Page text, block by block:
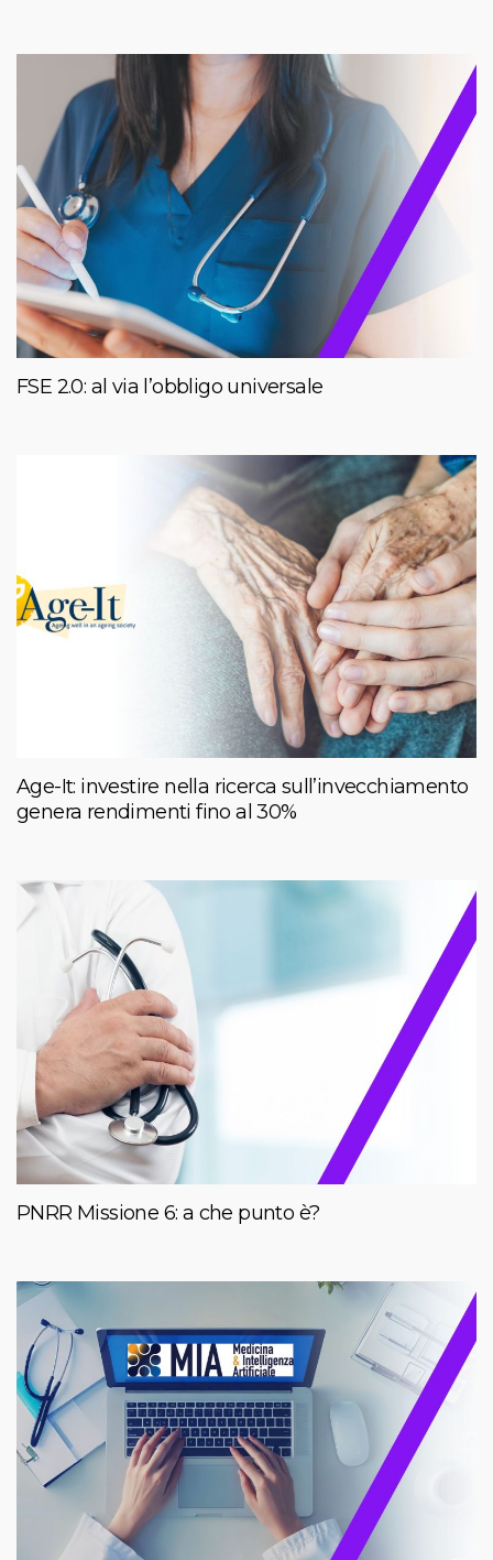
FSE 2.0: al via l’obbligo universale
Age-It: investire nella ricerca sull’invecchiamento
genera rendimenti fino al 30%
PNRR Missione 6: a che punto è?